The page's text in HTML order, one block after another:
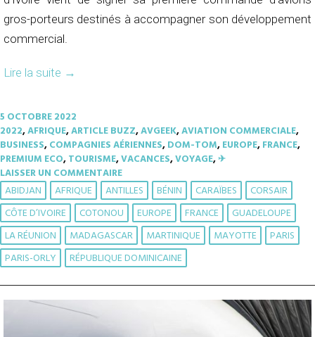
gros-porteurs destinés à accompagner son développement
commercial.
Lire la suite →
5 OCTOBRE 2022
2022,AFRIQUE,ARTICLE BUZZ,AVGEEK,AVIATION COMMERCIALE,
BUSINESS,COMPAGNIES AÉRIENNES,DOM-TOM,EUROPE,FRANCE,
PREMIUM ECO,TOURISME,VACANCES,VOYAGE,✈︎
LAISSER UN COMMENTAIRE
ABIDJAN AFRIQUE ANTILLES BÉNIN CARAÏBES
CORSAIR
CÔTE D’IVOIRE
COTONOU EUROPE FRANCE
GUADELOUPE
LA RÉUNION
MADAGASCAR MARTINIQUE MAYOTTE
PARIS
PARIS-ORLY
RÉPUBLIQUE DOMINICAINE